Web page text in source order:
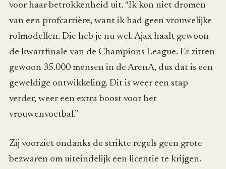
voor haar betrokkenheid uit. “Ik kon niet dromen
van een profcarrière, want ik had geen vrouwelijke
rolmodellen. Die heb je nu wel. Ajax haalt gewoon
de kwartfinale van de Champions League. Er zitten
gewoon 35.000 mensen in de ArenA, dus dat is een
geweldige ontwikkeling. Dit is weer een stap
verder, weer een extra boost voor het
vrouwenvoetbal.”
Zij voorziet ondanks de strikte regels geen grote
bezwaren om uiteindelijk een licentie te krijgen.